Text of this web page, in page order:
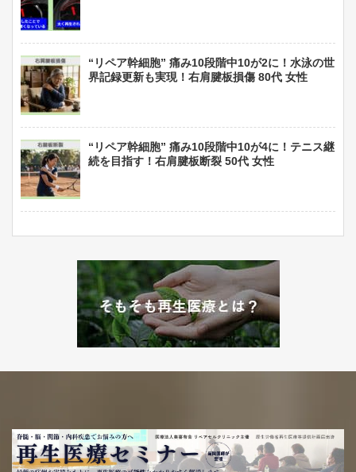
“リペア幹細胞” 痛み10段階中10が2に！水泳の世
界記録更新も実現！右肩腱板損傷 80代 女性
“リペア幹細胞” 痛み10段階中10が4に！テニス継
続を目指す！右肩腱板断裂 50代 女性